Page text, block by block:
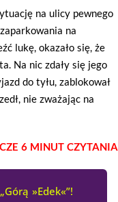
na ulicy pewnego
na
lukę, okazało się, że
Na nic zdały się jego
do tyłu, zablokował
nie zważając na
6 MINUT CZYTANIA
»Edek«”!